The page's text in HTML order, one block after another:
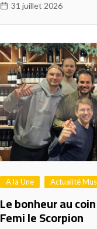
31 juillet 2026
A la Une Actualité
Le bonheur au
Femi le Scorpion